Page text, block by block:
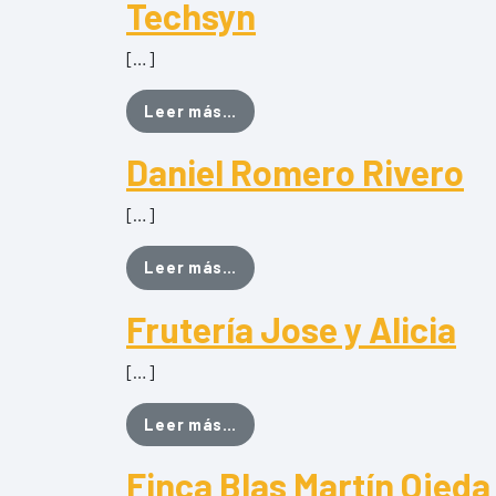
Techsyn
[…]
Leer más… from Techsyn
Daniel Romero Rivero
[…]
Leer más… from Daniel Romero Rivero
Frutería Jose y Alicia
[…]
Leer más… from Frutería Jose y Alicia
Finca Blas Martín Ojeda